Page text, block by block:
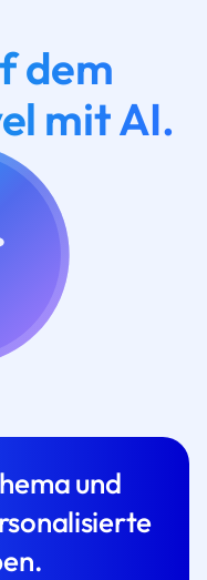
dem
mit AI.
und